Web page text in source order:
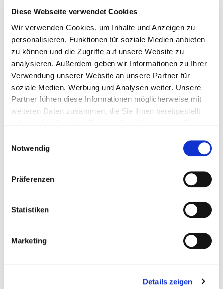
Diese Webseite verwendet Cookies
Wir verwenden Cookies, um Inhalte und Anzeigen zu
personalisieren, Funktionen für soziale Medien anbieten
zu können und die Zugriffe auf unsere Website zu
analysieren. Außerdem geben wir Informationen zu Ihrer
Verwendung unserer Website an unsere Partner für
soziale Medien, Werbung und Analysen weiter. Unsere
Partner führen diese Informationen möglicherweise mit
weiteren Daten zusammen, die Sie ihnen bereitgestellt
Notwendig
Präferenzen
Statistiken
Marketing
Details zeigen
Technik im Detail
Ausstattung